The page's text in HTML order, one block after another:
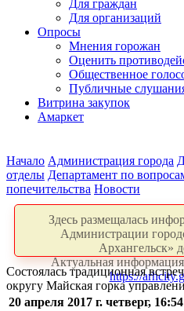
Для граждан
Для организаций
Опросы
Мнения горожан
Оценить
Общественное
Публичные
Витрина закупок
Амаркет
Начало Администрация города
отделы Департамент по
попечительства Новости
Здесь размещалась
Администрации
Архангельск»
Актуальная
https://
Состоялась традиционная
округу Майская горка
20 апреля 2017 г. четверг,